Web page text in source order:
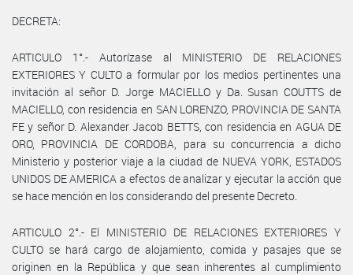
DECRETA:
ARTICULO 1°.- Autorízase al MINISTERIO DE RELACIONES
EXTERIORES Y CULTO a formular por los medios pertinentes una
invitación al señor D. Jorge MACIELLO y Da. Susan COUTTS de
MACIELLO, con residencia en SAN LORENZO, PROVINCIA DE SANTA
FE y señor D. Alexander Jacob BETTS, con residencia en AGUA DE
ORO, PROVINCIA DE CORDOBA, para su concurrencia a dicho
Ministerio y posterior viaje a la ciudad de NUEVA YORK, ESTADOS
UNIDOS DE AMERICA a efectos de analizar y ejecutar la acción que
se hace mención en los considerando del presente Decreto.
ARTICULO 2°.- El MINISTERIO DE RELACIONES EXTERIORES Y
CULTO se hará cargo de alojamiento, comida y pasajes que se
originen en la República y que sean inherentes al cumplimiento